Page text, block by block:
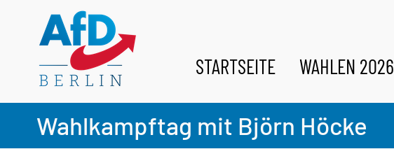
STARTSEITE WAHLEN 2026
Wahlkampftag mit Björn Höcke